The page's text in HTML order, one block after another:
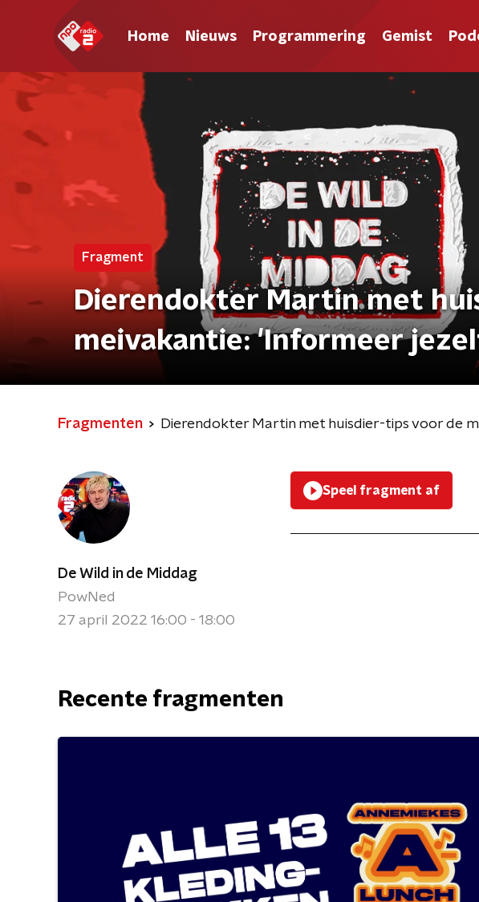
Home Nieuws Programmering Gemist
Fragment
Dierendokter Martin met
meivakantie: 'Informeer
Fragmenten Dierendokter Martin met huisdier-tips voor de
De Wild in de Middag
PowNed
27 april 2022 16:00 - 18:00
Speel fragment af
Recente fragmenten